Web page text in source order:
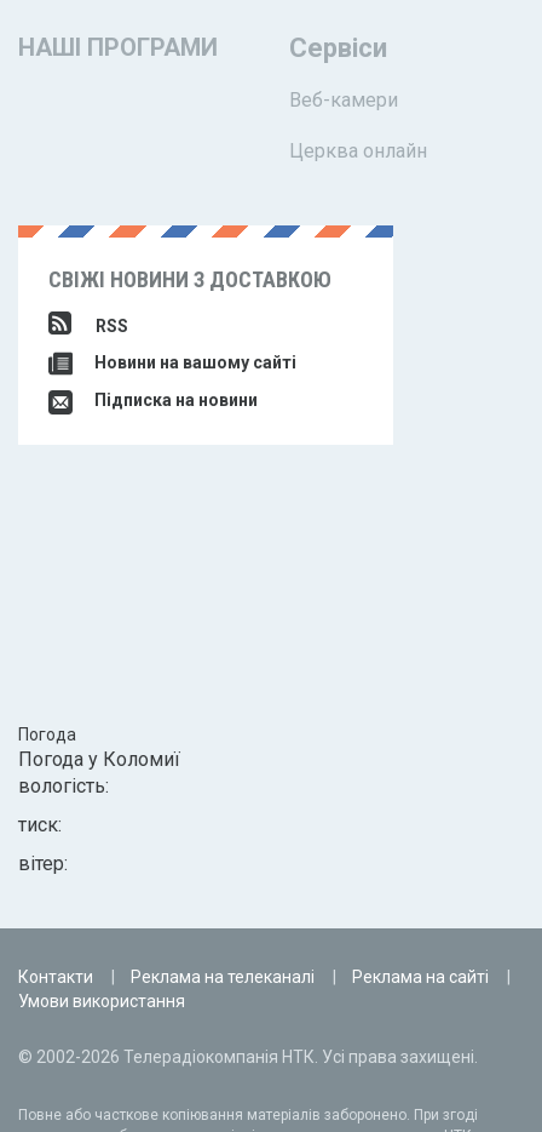
НАШІ ПРОГРАМИ Сервіси
Веб-камери
Церква онлайн
СВІЖІ НОВИНИ З ДОСТАВКОЮ
RSS
Новини на вашому сайті
Підписка на новини
Погода
Погода у Коломиї
вологість:
тиск:
вітер:
Контакти Реклама на телеканалі
Реклама на сайті
Умови використання
© 2002-2026 Телерадіокомпанія НТК. Усі права захищені.
Повне або часткове копіювання матеріалів заборонено. При згоді